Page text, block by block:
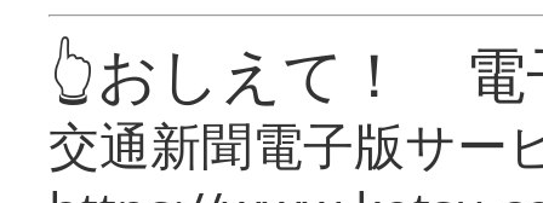
👆おしえて！ 電
交通新聞電子版サー